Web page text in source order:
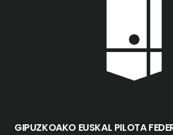
GIPUZKOAKO EUSKAL PILOTA